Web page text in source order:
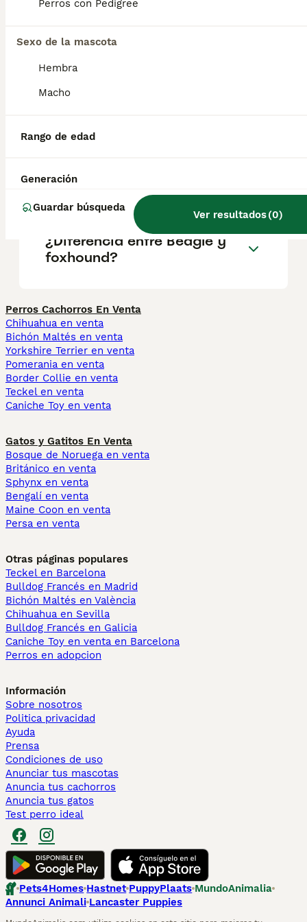
Perros con Pedigree
Sexo de la mascota
Hembra
Macho
Rango de edad
Generación
Guardar búsqueda
Ver resultados(0)
salud y el bienestar de los animales.
de comprometerse siempre es la mejor
¿Es el foxhound una buena
¿Cómo se llama el foxhound
americano en español?
¿Diferencia entre Beagle y
foxhound?
Perros Cachorros En Venta
Chihuahua en venta
Bichón Maltés en venta
Yorkshire Terrier en venta
Pomerania en venta
Border Collie en venta
Teckel en venta
Caniche Toy en venta
Gatos y Gatitos En Venta
Bosque de Noruega en venta
Británico en venta
Sphynx en venta
Bengalí en venta
Maine Coon en venta
Persa en venta
Otras páginas populares
Teckel en Barcelona
Bulldog Francés en Madrid
Bichón Maltés en València
Chihuahua en Sevilla
Bulldog Francés en Galicia
Caniche Toy en venta en Barcelona
Perros en adopcion
Información
Sobre nosotros
Politica privacidad
Ayuda
Prensa
Condiciones de uso
Anunciar tus mascotas
Anuncia tus cachorros
Anuncia tus gatos
Test perro ideal
Pets4Homes Hastnet PuppyPlaats MundoAnimalia
Annunci Animali Lancaster Puppies